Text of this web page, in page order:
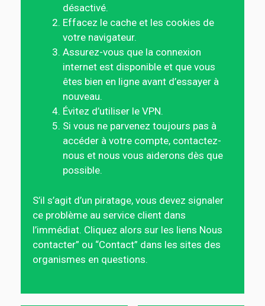
désactivé.
Effacez le cache et les cookies de
votre navigateur.
Assurez-vous que la connexion
internet est disponible et que vous
êtes bien en ligne avant d’essayer à
nouveau.
Évitez d’utiliser le VPN.
Si vous ne parvenez toujours pas à
accéder à votre compte, contactez-
nous et nous vous aiderons dès que
possible.
S’il s’agit d’un piratage, vous devez signaler
ce problème au service client dans
l’immédiat. Cliquez alors sur les liens Nous
contacter” ou “Contact” dans les sites des
organismes en questions.